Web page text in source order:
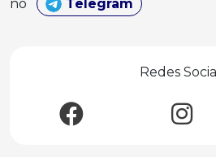
no
Telegram
Redes